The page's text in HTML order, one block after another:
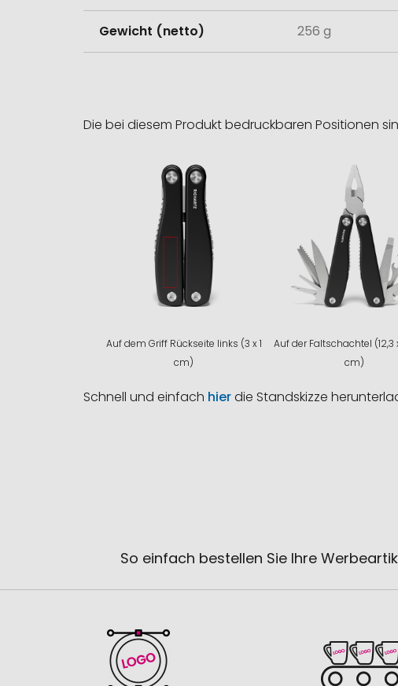
Gewicht (netto) 256 g
Die bei diesem Produkt bedruckbaren Positionen
Auf dem Griff Rückseite links (3 x 1
cm)
Auf der Faltschachtel (12,3
cm)
Schnell und einfach hierdie Standskizze
So einfach bestellen Sie Ihre